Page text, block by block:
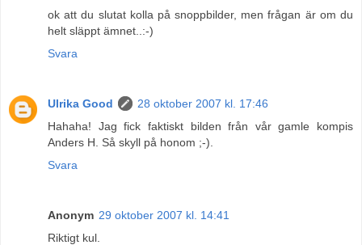
ok att du slutat kolla på snoppbilder, men frågan är om du
helt släppt ämnet..:-)
Svara
Ulrika Good
28 oktober 2007 kl. 17:46
Hahaha! Jag fick faktiskt bilden från vår gamle kompis
Anders H. Så skyll på honom ;-).
Svara
Anonym 29 oktober 2007 kl. 14:41
Riktigt kul.